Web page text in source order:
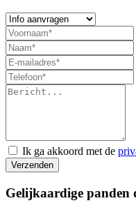
Ik ga akkoord met de
Verzenden
Gelijkaardige panden